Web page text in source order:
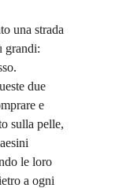
una strada
grandi:
due
e
sulla pelle,
le loro
a ogni